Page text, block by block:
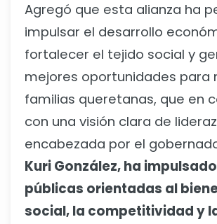
Agregó que esta alianza ha
impulsar el desarrollo
fortalecer el tejido social y
mejores oportunidades para
familias queretanas, que en
con una visión clara de
encabezada por el
Kuri González, ha
públicas orientadas al
social, la competitividad y